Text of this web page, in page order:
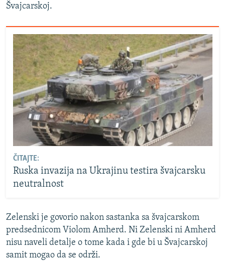
Švajcarskoj.
ČITAJTE:
Ruska invazija na Ukrajinu testira švajcarsku
neutralnost
Zelenski je govorio nakon sastanka sa švajcarskom
predsednicom Violom Amherd. Ni Zelenski ni Amherd
nisu naveli detalje o tome kada i gde bi u Švajcarskoj
samit mogao da se održi.